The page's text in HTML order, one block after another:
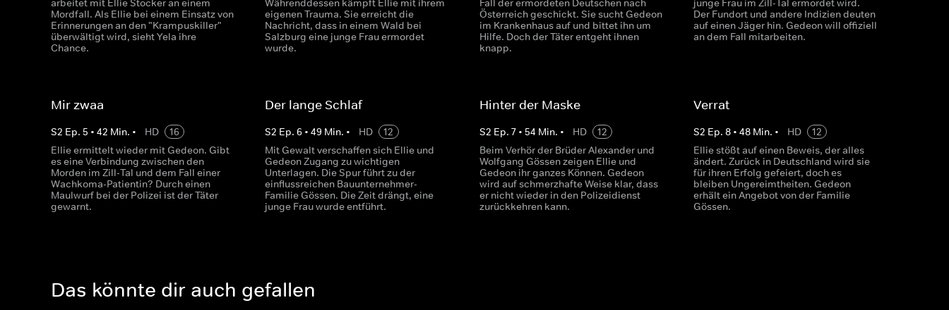
arbeitet mit Ellie Stocker an einem
Mordfall. Als Ellie bei einem Einsatz von
Erinnerungen an den "Krampuskiller"
überwältigt wird, sieht Yela ihre
Chance.
Währenddessen kämpft Ellie mit ihrem
eigenen Trauma. Sie erreicht die
Nachricht, dass in einem Wald bei
Salzburg eine junge Frau ermordet
wurde.
Fall der ermordeten Deutschen nach
Österreich geschickt. Sie sucht Gedeon
im Krankenhaus auf und bittet ihn um
Hilfe. Doch der Täter entgeht ihnen
knapp.
junge Frau im Zill-Tal ermordet wird.
Der Fundort und andere Indizien deuten
auf einen Jäger hin. Gedeon will offiziell
an dem Fall mitarbeiten.
Mir zwaa
S2 Ep. 5 • 42 Min. • HD
16
Ellie ermittelt wieder mit Gedeon. Gibt
es eine Verbindung zwischen den
Morden im Zill-Tal und dem Fall einer
Wachkoma-Patientin? Durch einen
Maulwurf bei der Polizei ist der Täter
gewarnt.
Der lange Schlaf
S2 Ep.6 •49 Min. • HD
12
Mit Gewalt verschaffen sich Ellie und
Gedeon Zugang zu wichtigen
Unterlagen. Die Spur führt zu der
einflussreichen Bauunternehmer-
Familie Gössen. Die Zeit drängt, eine
junge Frau wurde entführt.
Hinter der Maske
S2 Ep. 7• 54 Min. • HD
12
Beim Verhör der Brüder Alexander und
Wolfgang Gössen zeigen Ellie und
Gedeon ihr ganzes Können. Gedeon
wird auf schmerzhafte Weise klar, dass
er nicht wieder in den Polizeidienst
zurückkehren kann.
Verrat
S2 Ep. 8• 48Min. • HD
12
Ellie stößt auf einen Beweis, der alles
ändert. Zurück in Deutschland wird sie
für ihren Erfolg gefeiert, doch es
bleiben Ungereimtheiten. Gedeon
erhält ein Angebot von der Familie
Gössen.
Das könnte dir auch gefallen